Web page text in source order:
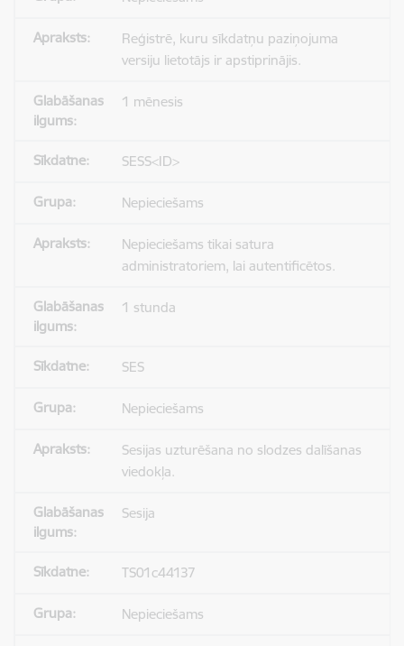
Reģistrē, kuru sīkdatņu paziņojuma
versiju lietotājs ir apstiprinājis.
1 mēnesis
SESS<ID>
Nepieciešams
Nepieciešams tikai satura
administratoriem, lai autentificētos.
1 stunda
SES
Nepieciešams
Sesijas uzturēšana no slodzes dalīšanas
viedokļa.
Sesija
TS01c44137
Nepieciešams